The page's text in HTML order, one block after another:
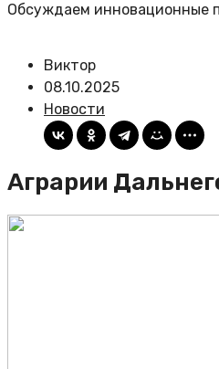
Обсуждаем инновационные
Виктор
08.10.2025
Новости
Аграрии